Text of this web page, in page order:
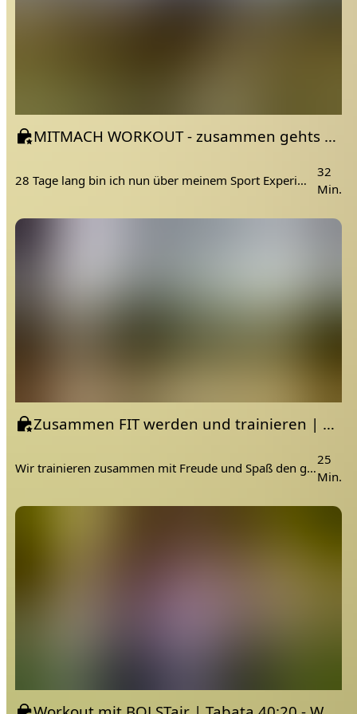
MITMACH WORKOUT - zusammen gehts besser | ganzer Körper Woche 5
28 Tage lang bin ich nun über meinem Sport Experiment und nehme dich mit. Viele von euch üben auch mit mir und wollen auch wieder zurück zur alten Fitness gelangen!
32
Min.
Zusammen FIT werden und trainieren | Homeworkout Challenge - Woche 7
Wir trainieren zusammen mit Freude und Spaß den ganzen Körper. Ich lade dich ein, mit mir die Matte auszurollen. Im Video trainieren wir ganz ehrlich und leiden gemeinsam.
25
Min.